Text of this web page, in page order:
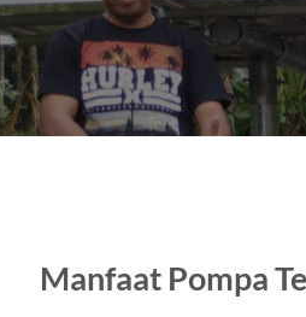
Manfaat Pompa